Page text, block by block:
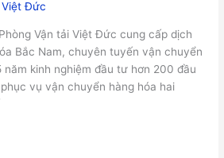
Việt Đức
Vận tải Việt Đức cung cấp dịch
Bắc Nam, chuyên tuyến vận chuyển
năm kinh nghiệm đầu tư hơn 200 đầu
vụ vận chuyển hàng hóa hai